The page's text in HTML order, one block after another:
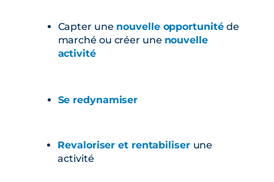
Capter une nouvelle opportunité de
marché ou créer une nouvelle
activité
Se redynamiser
Revaloriser et rentabiliser une
activité